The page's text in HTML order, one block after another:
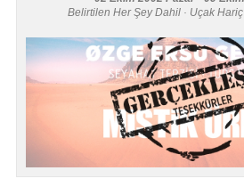
Belirtilen Her Şey Dahil · Uçak